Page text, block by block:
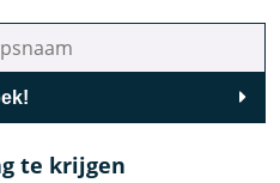
te krijgen